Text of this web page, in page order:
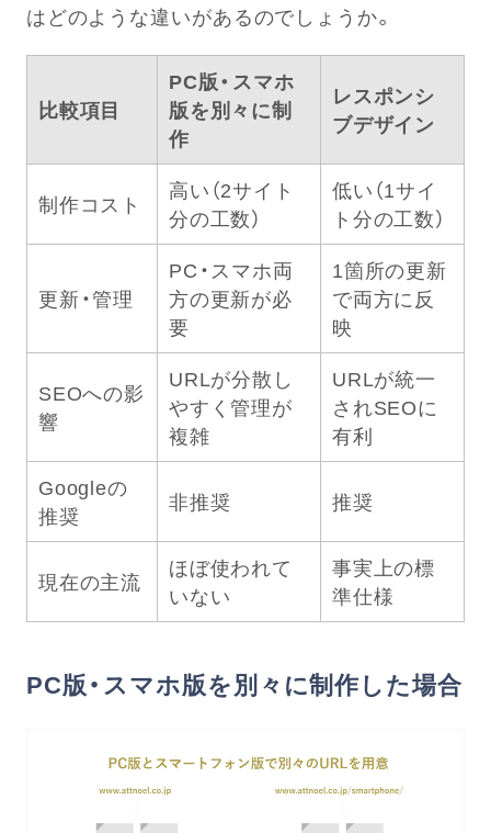
はどのような違いがあるのでしょうか。
比較項目
PC版・スマホ
版を別々に制
作
レスポンシ
ブデザイン
制作コスト
高い（2サイト
分の工数）
低い（1サイ
ト分の工数）
更新・管理
PC・スマホ両
方の更新が必
要
1箇所の更新
で両方に反
映
SEOへの影
響
URLが分散し
やすく管理が
複雑
URLが統一
されSEOに
有利
Googleの
推奨
非推奨 推奨
現在の主流
ほぼ使われて
いない
事実上の標
準仕様
PC版・スマホ版を別々に制作した場合